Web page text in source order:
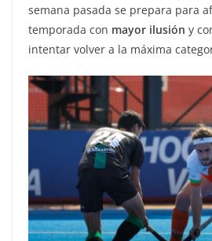
semana pasada se prepara para
temporada con mayor ilusión y
intentar volver a la máxima